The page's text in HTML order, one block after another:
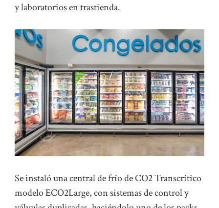
y laboratorios en trastienda.
Se instaló una central de frío de CO2 Transcrítico
modelo ECO2Large, con sistemas de control y